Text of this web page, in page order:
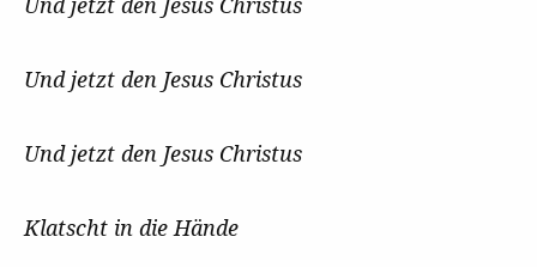
Und jetzt den Jesus Christus
Und jetzt den Jesus Christus
Klatscht in die Hände